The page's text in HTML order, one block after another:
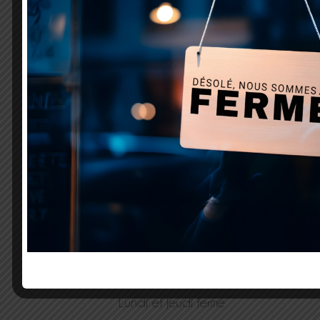
80 Impasse des gorges
38590 Saint Geoirs
Tél. : 06 33 18 38 78
Sur rendez-vous uniquement
Lundi et Jeudi fermé